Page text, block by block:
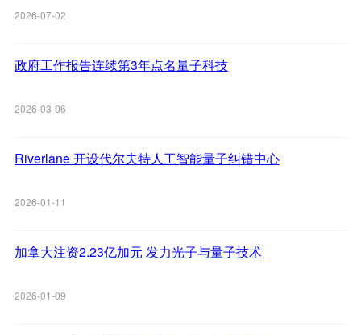
2026-07-02
政府工作报告连续第3年点名量子科技
2026-03-06
Riverlane 开设代尔夫特人工智能量子纠错中心
2026-01-11
加拿大注资2.23亿加元 发力光子与量子技术
2026-01-09